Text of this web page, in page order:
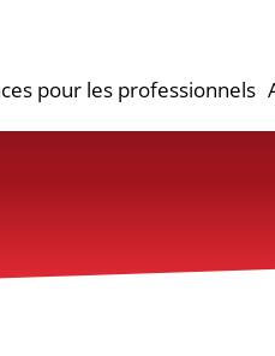
pour les professionnels